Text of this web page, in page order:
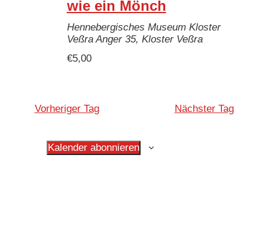
wie ein Mönch
Hennebergisches Museum Kloster
Veßra Anger 35, Kloster Veßra
€5,00
Vorheriger Tag Nächster Tag
Kalender abonnieren